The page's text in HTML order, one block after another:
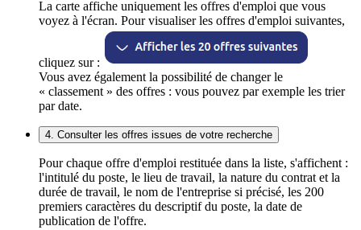
La carte affiche uniquement les offres d'emploi que vous
voyez à l'écran. Pour visualiser les offres d'emploi suivantes,
cliquez sur :
Vous avez également la possibilité de changer le
« classement » des offres : vous pouvez par exemple les trier
par date.
4. Consulter les offres issues de votre recherche
Pour chaque offre d'emploi restituée dans la liste, s'affichent :
l'intitulé du poste, le lieu de travail, la nature du contrat et la
durée de travail, le nom de l'entreprise si précisé, les 200
premiers caractères du descriptif du poste, la date de
publication de l'offre.